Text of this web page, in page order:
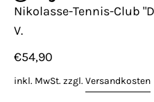
Nikolasse-Tennis-Club
V.
€54,90
inkl. MwSt. zzgl. Versandkosten